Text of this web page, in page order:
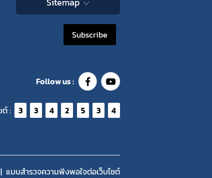
Subscribe
Follow us :
ต์ : 3 3 4 2 5 3 4
แบบสำรวจความพีงพอใจต่อเว็บไซต์